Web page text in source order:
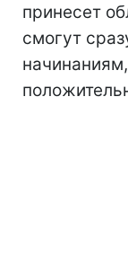
принесет
смогут